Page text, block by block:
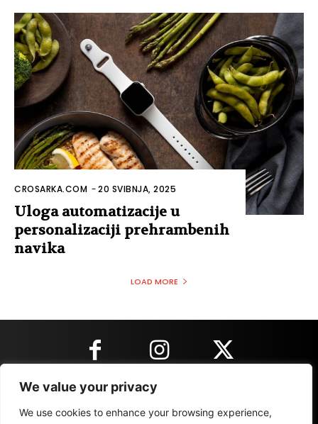
We value your privacy
We use cookies to enhance your browsing experience,
CROSARKA.COM -20 SVIBNJA, 2025
Uloga automatizacije u
personalizaciji prehrambenih
navika
LOAD MORE
KONTAKT INFORMACIJE